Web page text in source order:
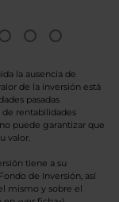
la ausencia de
de la inversión está
pasadas
rentabilidades
puede garantizar que
valor.
tiene a su
de Inversión, así
mismo y sobre el